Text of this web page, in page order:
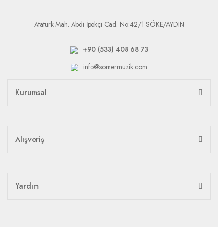
Atatürk Mah. Abdi İpekçi Cad. No:42/1 SÖKE/AYDIN
+90 (533) 408 68 73
info@somermuzik.com
Kurumsal
Alışveriş
Yardım